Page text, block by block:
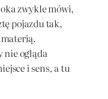
zwykle mówi,
pojazdu tak,
nie ogląda
i sens, a tu